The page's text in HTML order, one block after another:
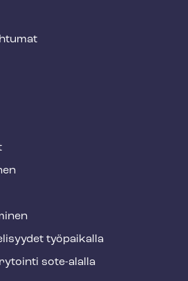
työpaikalla
sote-alalla